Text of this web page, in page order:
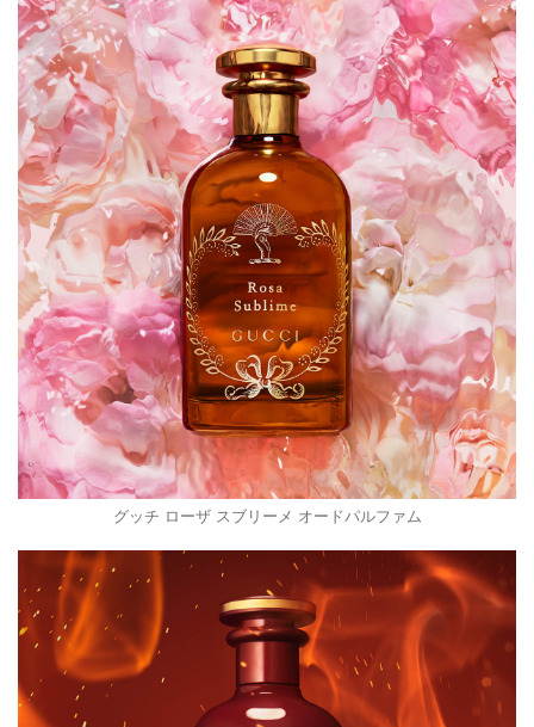
グッチ ローザ スブリーメ オードパルファム